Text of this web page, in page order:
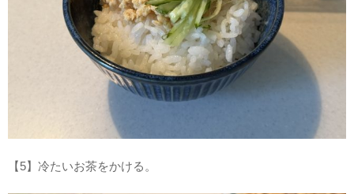
【5】冷たいお茶をかける。